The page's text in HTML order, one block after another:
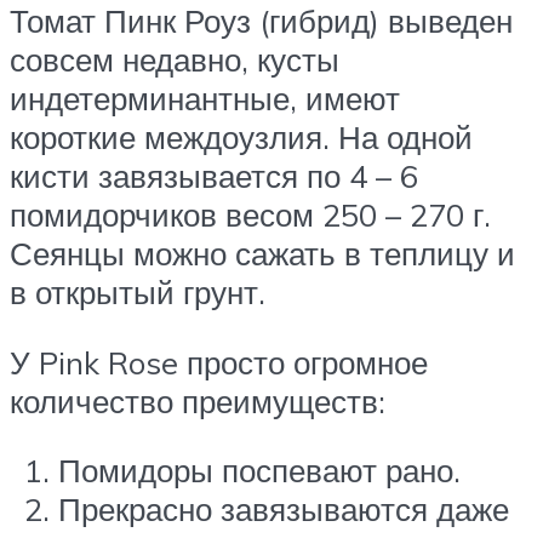
Томат Пинк Роуз (гибрид) выведен
совсем недавно, кусты
индетерминантные, имеют
короткие междоузлия. На одной
кисти завязывается по 4 – 6
помидорчиков весом 250 – 270 г.
Сеянцы можно сажать в теплицу и
в открытый грунт.
У Pink Rose просто огромное
количество преимуществ:
Помидоры поспевают рано.
Прекрасно завязываются даже